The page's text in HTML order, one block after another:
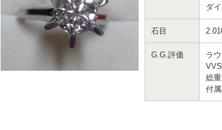
ダ
石目
G.G.評価
ラ
総
付